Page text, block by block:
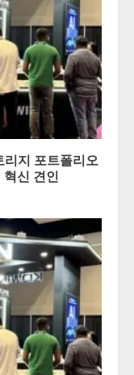
리지 포트폴리오
신 견인